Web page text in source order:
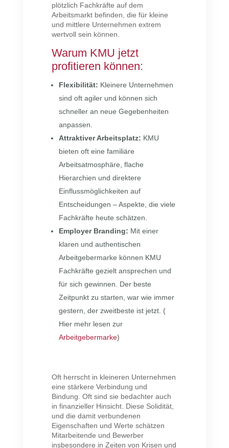
plötzlich Fachkräfte auf dem
Arbeitsmarkt befinden, die für kleine
und mittlere Unternehmen extrem
wertvoll sein können.
Warum KMU jetzt
profitieren können:
Flexibilität: Kleinere Unternehmen
sind oft agiler und können sich
schneller an neue Gegebenheiten
anpassen.
Attraktiver Arbeitsplatz: KMU
bieten oft eine familiäre
Arbeitsatmosphäre, flache
Hierarchien und direktere
Einflussmöglichkeiten auf
Entscheidungen – Aspekte, die viele
Fachkräfte heute schätzen.
Employer Branding: Mit einer
klaren und authentischen
Arbeitgebermarke können KMU
Fachkräfte gezielt ansprechen und
für sich gewinnen. Der beste
Zeitpunkt zu starten, war wie immer
gestern, der zweitbeste ist jetzt. (
Hier mehr lesen zur
Arbeitgebermarke)
Oft herrscht in kleineren Unternehmen
eine stärkere Verbindung und
Bindung. Oft sind sie bedachter auch
in finanzieller Hinsicht. Diese Solidität,
und die damit verbundenen
Eigenschaften und Werte schätzen
Mitarbeitende und Bewerber
insbesondere in Zeiten von Krisen und